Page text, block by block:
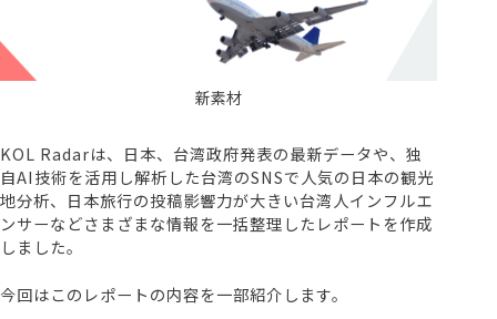
新素材
KOL Radarは、日本、台湾政府発表の最新データや、独
自AI技術を活用し解析した台湾のSNSで人気の日本の観光
地分析、日本旅行の投稿影響力が大きい台湾人インフルエ
ンサーなどさまざまな情報を一括整理したレポートを作成
しました。
今回はこのレポートの内容を一部紹介します。